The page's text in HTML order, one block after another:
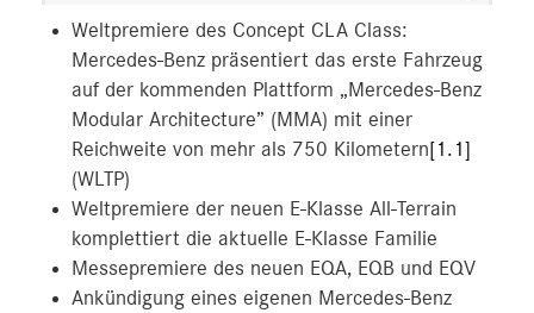
Weltpremiere des Concept CLA Class:
Mercedes-Benz präsentiert das erste Fahrzeug
auf der kommenden Plattform „Mercedes-Benz
Modular Architecture” (MMA) mit einer
Reichweite von mehr als 750 Kilometern[1.1]
(WLTP)
Weltpremiere der neuen E-Klasse All-Terrain
komplettiert die aktuelle E-Klasse Familie
Messepremiere des neuen EQA, EQB und EQV
Ankündigung eines eigenen Mercedes-Benz